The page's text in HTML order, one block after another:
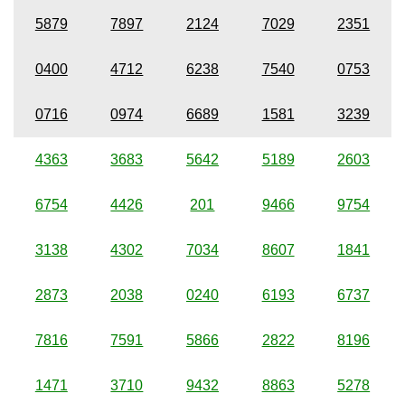
5879 7897 2124 7029 2351
0400 4712 6238 7540 0753
0716 0974 6689 1581 3239
4363 3683 5642 5189 2603
6754 4426 201 9466 9754
3138 4302 7034 8607 1841
2873 2038 0240 6193 6737
7816 7591 5866 2822 8196
1471 3710 9432 8863 5278